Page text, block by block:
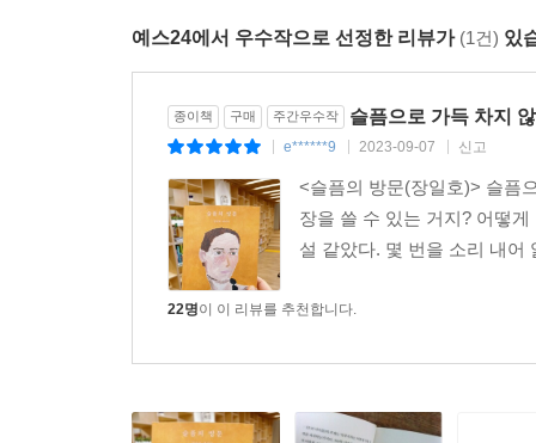
예스24에서 우수작으로 선정한 리뷰가 (1건) 있
종이책 구매 주간우수작 슬픔으로 가득 차지
e******9 2023-09-07 신고
<슬픔의 방문(장일호)> 슬픔
장을 쓸 수 있는 거지? 어떻
설 같았다. 몇 번을 소리 내
22명이 이 리뷰를 추천합니다.